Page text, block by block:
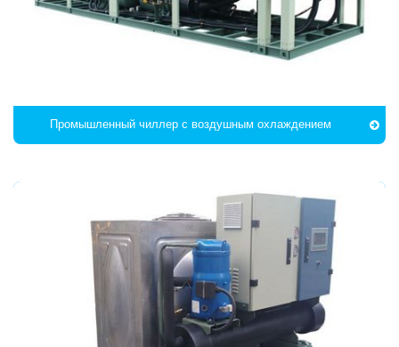
Промышленный чиллер с воздушным охлаждением